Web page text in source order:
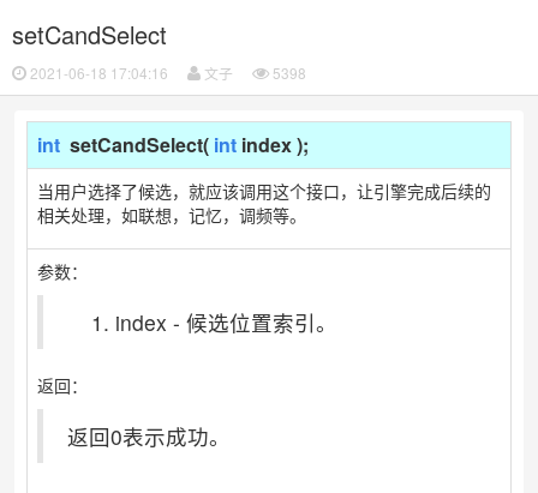
setCandSelect
2021-06-18 17:04:16 文子 5398
int setCandSelect( int index);
当用户选择了候选，就应该调用这个接口，让引擎完成后续的
相关处理，如联想，记忆，调频等。
参数：
index - 候选位置索引。
返回：
返回0表示成功。